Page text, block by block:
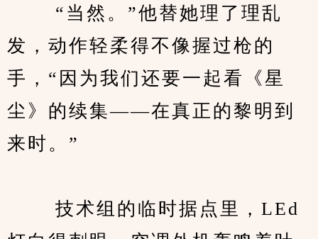
“当然。”他替她理了理乱
发，动作轻柔得不像握过枪的
手，“因为我们还要一起看《星
尘》的续集——在真正的黎明到
来时。”
技术组的临时据点里，LEd